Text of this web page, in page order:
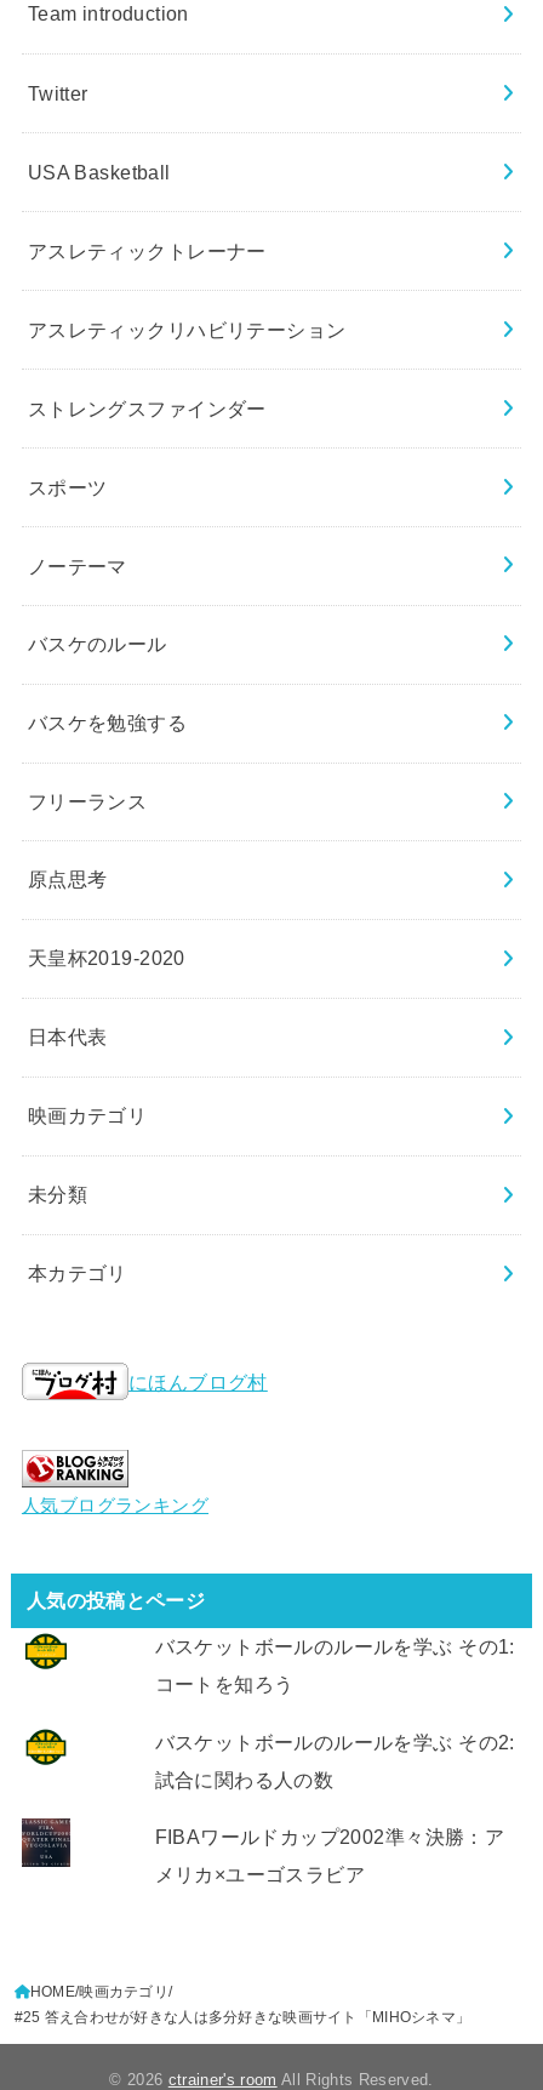
Team introduction
Twitter
USA Basketball
アスレティックトレーナー
アスレティックリハビリテーション
ストレングスファインダー
スポーツ
ノーテーマ
バスケのルール
バスケを勉強する
フリーランス
原点思考
天皇杯2019-2020
日本代表
映画カテゴリ
未分類
本カテゴリ
にほんブログ村
人気ブログランキング
人気の投稿とページ
バスケットボールのルールを学ぶ その1:
コートを知ろう
バスケットボールのルールを学ぶ その2:
試合に関わる人の数
FIBAワールドカップ2002準々決勝：ア
メリカ×ユーゴスラビア
HOME 映画カテゴリ
#25 答え合わせが好きな人は多分好きな映画サイト「MIHOシネマ」
© 2026 ctrainer's room All Rights Reserved.